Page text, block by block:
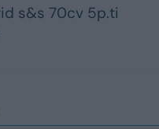
Marchi
s&s 70cv 5p.ti